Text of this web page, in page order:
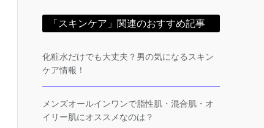
「スキンケア」関連のおすすめ記事
化粧水だけでも大丈夫？男の気になるスキン
ケア情報！
メンズオールインワンで脂性肌・混合肌・オ
イリー肌にオススメなのは？